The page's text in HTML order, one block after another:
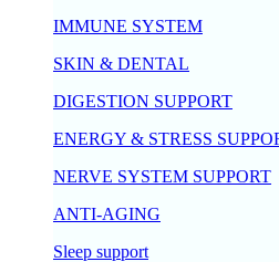
IMMUNE SYSTEM
SKIN & DENTAL
DIGESTION SUPPORT
ENERGY & STRESS
NERVE SYSTEM SUPPORT
ANTI-AGING
Sleep support